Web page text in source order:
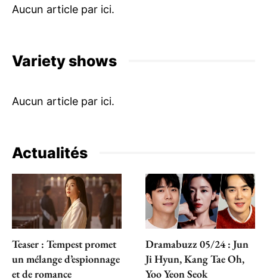
Variety shows
Actualités
Teaser : Tempest promet
un mélange d’espionnage
et de romance
Dramabuzz 05/24 : Jun
Ji Hyun, Kang Tae Oh,
Yoo Yeon Seok